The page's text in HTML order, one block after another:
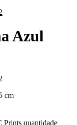
Azul
cm
quantidade